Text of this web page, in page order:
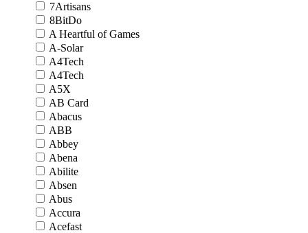
7Artisans
8BitDo
A Heartful of Games
A-Solar
A4Tech
A4Tech
A5X
AB Card
Abacus
ABB
Abbey
Abena
Abilite
Absen
Abus
Accura
Acefast